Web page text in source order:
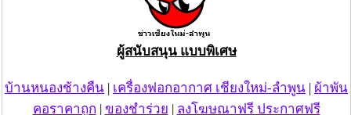
ผู้สนับสนุน แบบพิเศษ
บ้านหนองช้างคืน | เครื่องฟอกอากาศ เชียงใหม่-ลำพูน | ผ้าพัน
คอราคาถูก | ของชำร่วย | ลงโฆษณาฟรี ประกาศฟรี